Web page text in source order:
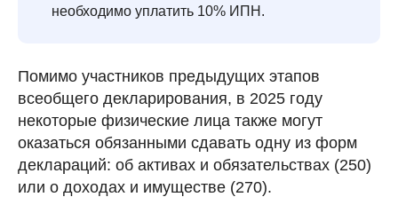
необходимо уплатить 10% ИПН.
Помимо участников предыдущих этапов
всеобщего декларирования, в 2025 году
некоторые физические лица также могут
оказаться обязанными сдавать одну из форм
деклараций: об активах и обязательствах (250)
или о доходах и имуществе (270).